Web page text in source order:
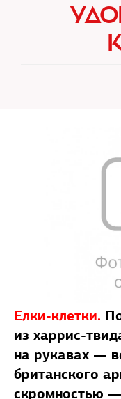
Елки-клетки.
из харрис-
на рукавах —
британского
скромностью